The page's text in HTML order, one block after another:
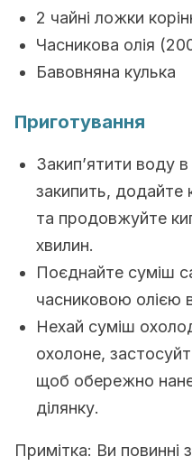
2 чайні ложки
Часникова олія
Бавовняна кулька
Приготування
Закип’ятити воду в
закипить, додайте
та продовжуйте
хвилин.
Поєднайте суміш
часниковою олією
Нехай суміш
охолоне,
щоб обережно
ділянку.
Примітка: Ви повинні